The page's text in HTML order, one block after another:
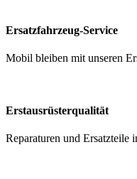
Ersatzfahrzeug-Service
Mobil bleiben mit unseren
Erstausrüsterqualität
Reparaturen und Ersatzteile